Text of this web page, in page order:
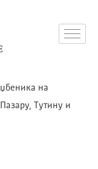
на
Тутину и